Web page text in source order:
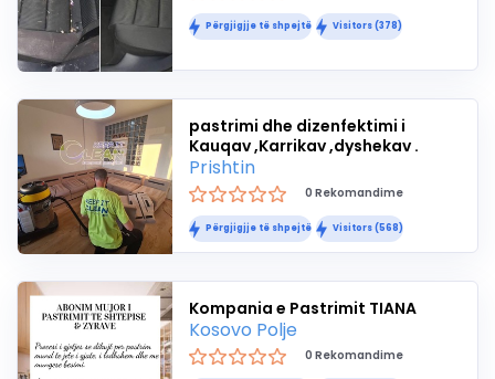
Përgjigjje të shpejtë Visitors (378)
pastrimi dhe dizenfektimi i
Kauqav ,Karrikav ,dyshekav .
Prishtin
0 Rekomandime
Përgjigjje të shpejtë Visitors (568)
Kompania e Pastrimit TIANA
Kosovo Polje
0 Rekomandime